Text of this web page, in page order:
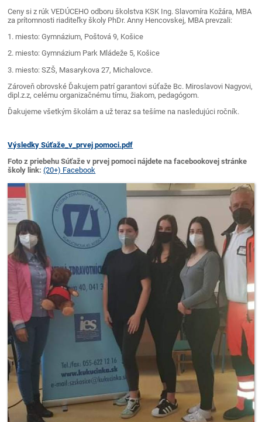
Ceny si z rúk VEDÚCEHO odboru školstva KSK Ing. Slavomíra Kožára, MBA
za prítomnosti riaditeľky školy PhDr. Anny Hencovskej, MBA prevzali:
1. miesto: Gymnázium, Poštová 9, Košice
2. miesto: Gymnázium Park Mládeže 5, Košice
3. miesto: SZŠ, Masarykova 27, Michalovce.
Zároveň obrovské Ďakujem patrí garantovi súťaže Bc. Miroslavovi Nagyovi,
dipl.z.z, celému organizačnému tímu, žiakom, pedagógom.
Ďakujeme všetkým školám a už teraz sa tešíme na nasledujúci ročník.
Výsledky Súťaže_v_prvej pomoci.pdf
Foto z priebehu Súťaže v prvej pomoci nájdete na facebookovej stránke
školy link:(20+) Facebook